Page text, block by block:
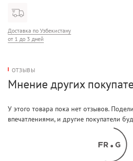
Доставка по Узбекистану
от 1 до 3 дней
ОТЗЫВЫ
Мнение других
У этого товара пока нет отзывов.
впечатлениями, и другие покупатели